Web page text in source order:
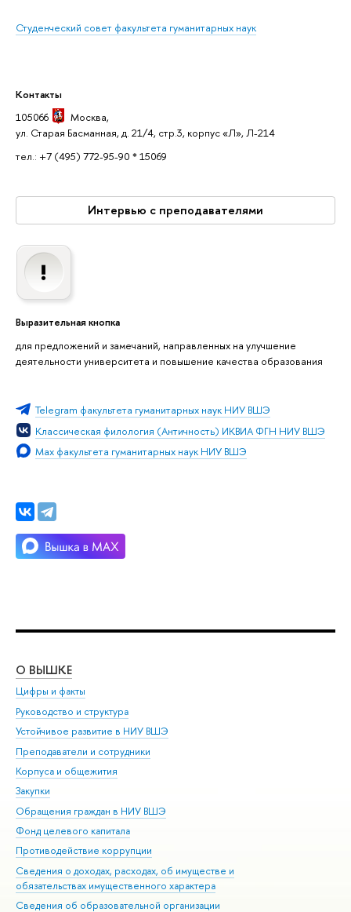
Студенческий совет факультета гуманитарных наук
Контакты
105066
Москва,
ул. Старая Басманная, д. 21/4, стр.3, корпус «Л», Л-214
тел.: +7 (495) 772-95-90 * 15069
Интервью с преподавателями
Выразительная кнопка
для предложений и замечаний, направленных на улучшение
деятельности университета и повышение качества образования
Telegram факультета гуманитарных наук НИУ ВШЭ
Классическая филология (Античность) ИКВИА ФГН НИУ ВШЭ
Max факультета гуманитарных наук НИУ ВШЭ
О ВЫШКЕ
Цифры и факты
Руководство и структура
Устойчивое развитие в НИУ ВШЭ
Преподаватели и сотрудники
Корпуса и общежития
Закупки
Обращения граждан в НИУ ВШЭ
Фонд целевого капитала
Противодействие коррупции
Сведения о доходах, расходах, об имуществе и
обязательствах имущественного характера
Сведения об образовательной организации